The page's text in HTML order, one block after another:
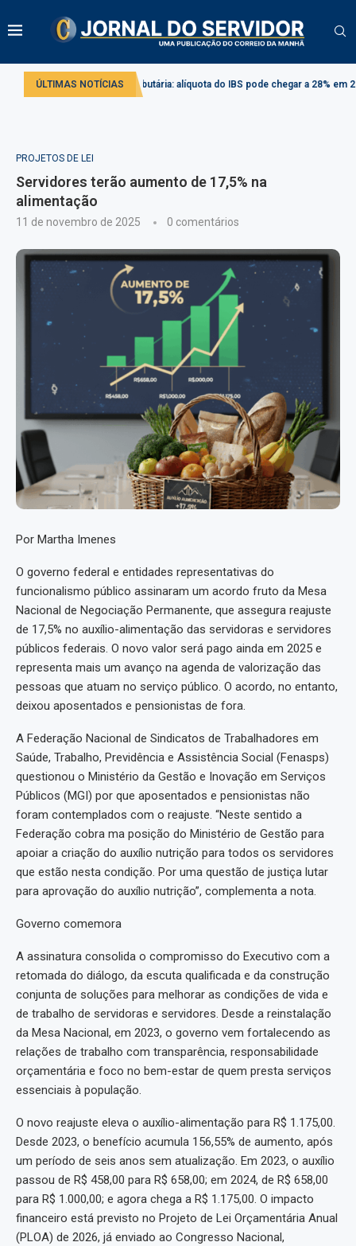
ÚLTIMAS NOTÍCIAS
Reforma tributária: alíquota do IBS pode chegar a 28% em 2033
PROJETOS DE LEI
Servidores terão aumento de 17,5% na
alimentação
11 de novembro de 2025 0 comentários
Por Martha Imenes
O governo federal e entidades representativas do
funcionalismo público assinaram um acordo fruto da Mesa
Nacional de Negociação Permanente, que assegura reajuste
de 17,5% no auxílio-alimentação das servidoras e servidores
públicos federais. O novo valor será pago ainda em 2025 e
representa mais um avanço na agenda de valorização das
pessoas que atuam no serviço público. O acordo, no entanto,
deixou aposentados e pensionistas de fora.
A Federação Nacional de Sindicatos de Trabalhadores em
Saúde, Trabalho, Previdência e Assistência Social (Fenasps)
questionou o Ministério da Gestão e Inovação em Serviços
Públicos (MGI) por que aposentados e pensionistas não
foram contemplados com o reajuste. “Neste sentido a
Federação cobra ma posição do Ministério de Gestão para
apoiar a criação do auxílio nutrição para todos os servidores
que estão nesta condição. Por uma questão de justiça lutar
para aprovação do auxílio nutrição”, complementa a nota.
Governo comemora
A assinatura consolida o compromisso do Executivo com a
retomada do diálogo, da escuta qualificada e da construção
conjunta de soluções para melhorar as condições de vida e
de trabalho de servidoras e servidores. Desde a reinstalação
da Mesa Nacional, em 2023, o governo vem fortalecendo as
relações de trabalho com transparência, responsabilidade
orçamentária e foco no bem-estar de quem presta serviços
essenciais à população.
O novo reajuste eleva o auxílio-alimentação para R$ 1.175,00.
Desde 2023, o benefício acumula 156,55% de aumento, após
um período de seis anos sem atualização. Em 2023, o auxílio
passou de R$ 458,00 para R$ 658,00; em 2024, de R$ 658,00
para R$ 1.000,00; e agora chega a R$ 1.175,00. O impacto
financeiro está previsto no Projeto de Lei Orçamentária Anual
(PLOA) de 2026, já enviado ao Congresso Nacional,